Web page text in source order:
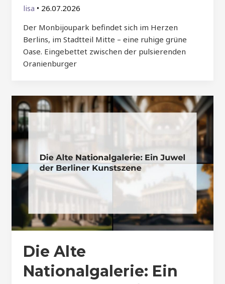
lisa • 26.07.2026
Der Monbijoupark befindet sich im Herzen
Berlins, im Stadtteil Mitte – eine ruhige grüne
Oase. Eingebettet zwischen der pulsierenden
Oranienburger
Die Alte
Nationalgalerie: Ein